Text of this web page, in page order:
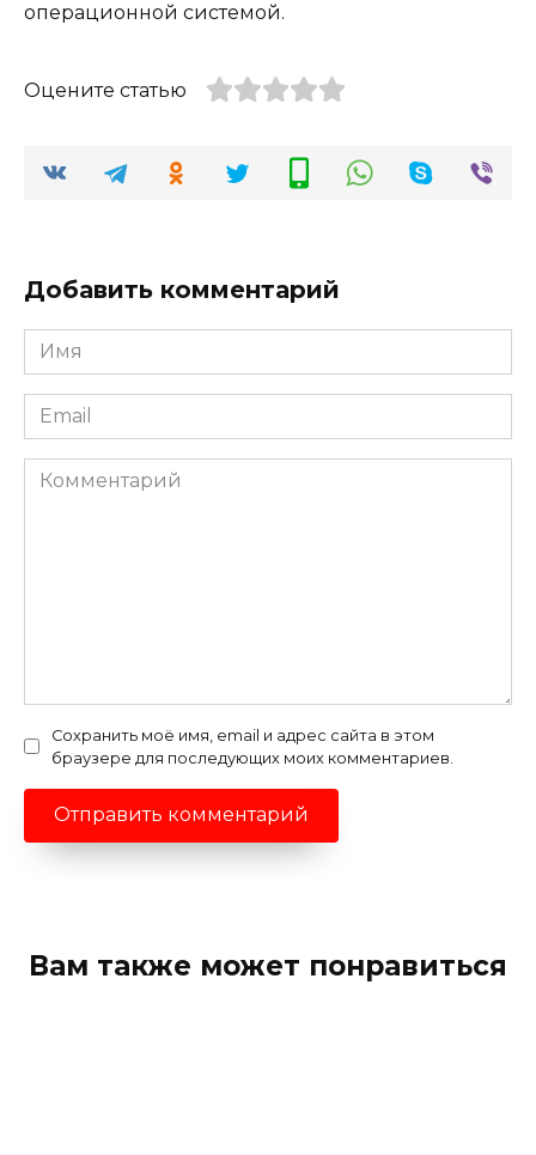
операционной системой.
Оцените статью
Добавить комментарий
Имя
*
Email
*
Комментарий
Сохранить моё имя, email и адрес сайта в этом
браузере для последующих моих комментариев.
Вам также может понравиться